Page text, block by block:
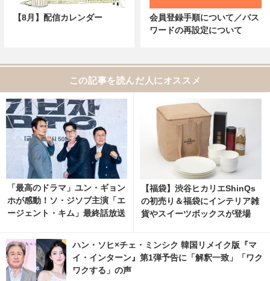
【8月】配信カレンダー
会員登録手順について／パス
ワードの再設定について
この記事を読んだ人にオススメ
「最高のドラマ」ユン・ギョン
ホが感動！ソ・ジソブ主演「エ
ージェント・キム」最終話放送
禁 1枚目の写真・画像 | cinem
acafe.net
【福袋】渋谷ヒカリエShinQs
の初売り＆福袋にインテリア雑
貨やスイーツボックスが登場
ハン・ソヒ×チェ・ミンシク 韓国リメイク版『マ
イ・インターン』第1弾予告に「解釈一致」「ワク
ワクする」の声